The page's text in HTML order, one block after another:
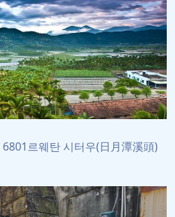
르웨탄 시터우(日月潭溪頭)